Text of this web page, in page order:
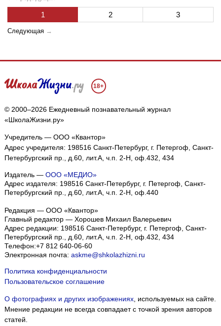
1 2 3
Следующая →
18+
© 2000–2026 Ежедневный познавательный журнал
«ШколаЖизни.ру»
Учредитель — ООО «Квантор»
Адрес учредителя: 198516 Санкт-Петербург, г. Петергоф, Санкт-
Петербургский пр., д.60, лит.А, ч.п. 2-Н, оф.432, 434
Издатель — ООО «МЕДИО»
Адрес издателя: 198516 Санкт-Петербург, г. Петергоф, Санкт-
Петербургский пр., д.60, лит.А, ч.п. 2-Н, оф.440
Редакция — ООО «Квантор»
Главный редактор — Хорошев Михаил Валерьевич
Адрес редакции: 198516 Санкт-Петербург, г. Петергоф Санкт-
Петербургский пр., д.60, лит.А, ч.п. 2-Н, оф.432, 434
Телефон:+7 812 640-06-60
Электронная почта: askme@shkolazhizni.ru
Политика конфиденциальности
Пользовательское соглашение
О фотографиях и других изображениях, используемых на сайте.
Мнение редакции не всегда совпадает с точкой зрения авторов
статей.